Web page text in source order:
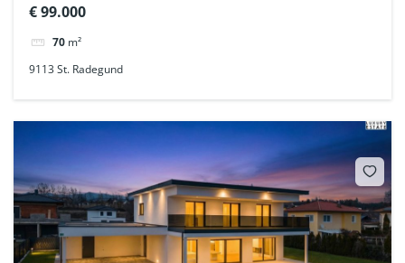
€ 99.000
70 m²
9113 St. Radegund